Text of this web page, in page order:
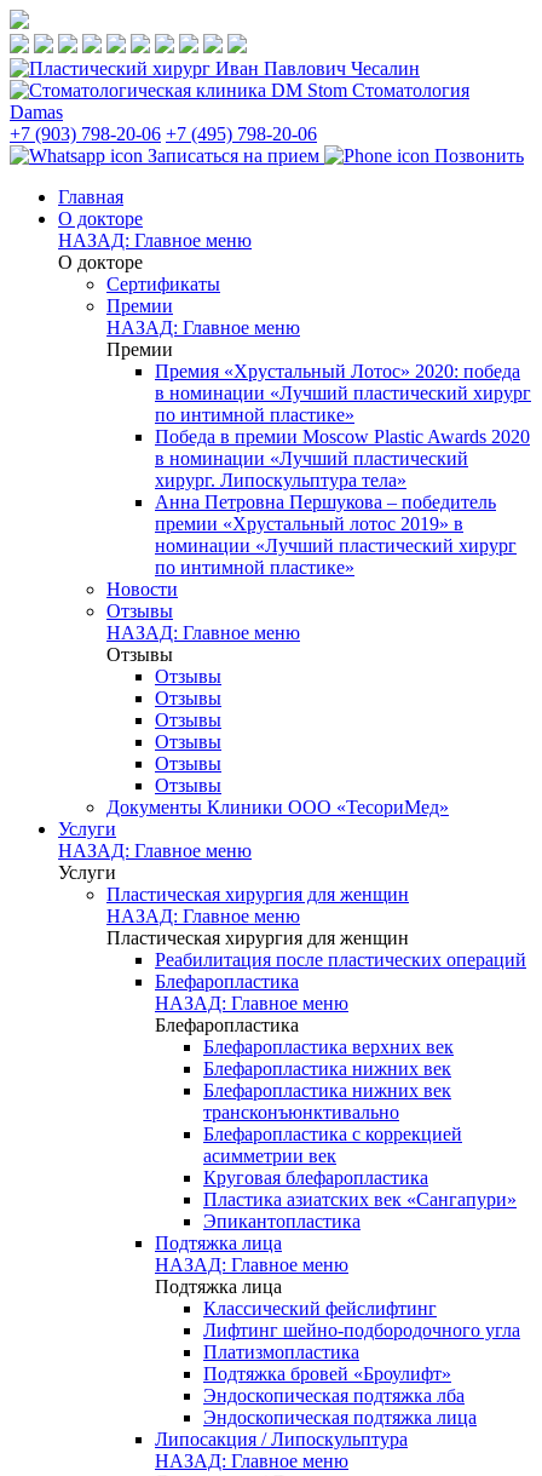
Стоматология
Damas
+7 (903) 798-20-06 +7 (495) 798-20-06
Записаться на прием
Позвонить
Главная
О докторе
НАЗАД: Главное меню
О докторе
Сертификаты
Премии
НАЗАД: Главное меню
Премии
Премия «Хрустальный Лотос» 2020: победа
в номинации «Лучший пластический хирург
по интимной пластике»
Победа в премии Moscow Plastic Awards 2020
в номинации «Лучший пластический
хирург. Липоскульптура тела»
Анна Петровна Першукова – победитель
премии «Хрустальный лотос 2019» в
номинации «Лучший пластический хирург
по интимной пластике»
Новости
Отзывы
НАЗАД: Главное меню
Отзывы
Отзывы
Отзывы
Отзывы
Отзывы
Отзывы
Отзывы
Документы Клиники ООО «ТесориМед»
Услуги
НАЗАД: Главное меню
Услуги
Пластическая хирургия для женщин
НАЗАД: Главное меню
Пластическая хирургия для женщин
Реабилитация после пластических операций
Блефаропластика
НАЗАД: Главное меню
Блефаропластика
Блефаропластика верхних век
Блефаропластика нижних век
Блефаропластика нижних век
трансконъюнктивально
Блефаропластика с коррекцией
асимметрии век
Круговая блефаропластика
Пластика азиатских век «Сангапури»
Эпикантопластика
Подтяжка лица
НАЗАД: Главное меню
Подтяжка лица
Классический фейслифтинг
Лифтинг шейно-подбородочного угла
Платизмопластика
Подтяжка бровей «Броулифт»
Эндоскопическая подтяжка лба
Эндоскопическая подтяжка лица
Липосакция / Липоскульптура
НАЗАД: Главное меню